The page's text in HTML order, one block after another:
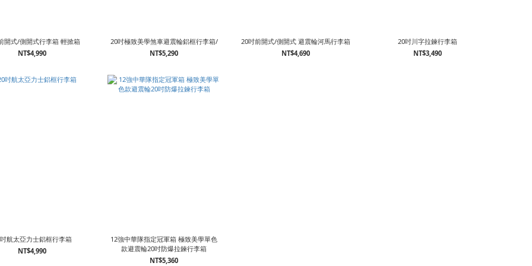
開式/側開式行李箱 輕掀箱
NT$4,990
20吋極致美學煞車避震輪鋁框行李箱/
NT$5,290
20吋前開式/側開式 避震輪河馬行李箱
NT$4,690
20吋川字拉鍊行李箱
NT$3,490
航太亞力士鋁框行李箱
NT$4,990
12強中華隊指定冠軍箱 極致美學單色
款避震輪20吋防爆拉鍊行李箱
NT$5,360